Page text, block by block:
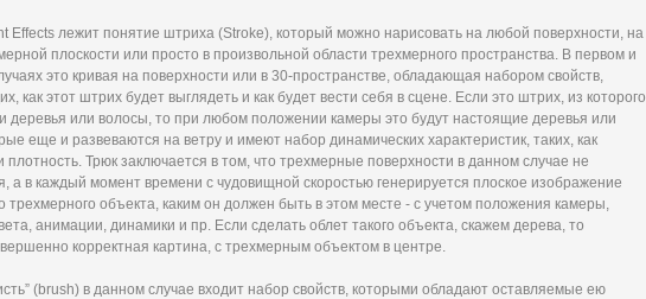
Effects лежит понятие штриха (Stroke), который можно нарисовать на любой поверхности, на
плоскости или просто в произвольной области трехмерного пространства. В первом и
это кривая на поверхности или в 30-пространстве, обладающая набором свойств,
как этот штрих будет выглядеть и как будет вести себя в сцене. Если это штрих, из которого
деревья или волосы, то при любом положении камеры это будут настоящие деревья или
еще и развеваются на ветру и имеют набор динамических характеристик, таких, как
плотность. Трюк заключается в том, что трехмерные поверхности в данном случае не
а в каждый момент времени с чудовищной скоростью генерируется плоское изображение
трехмерного объекта, каким он должен быть в этом месте - с учетом положения камеры,
анимации, динамики и пр. Если сделать облет такого объекта, скажем дерева, то
корректная картина, с трехмерным объектом в центре.
(brush) в данном случае входит набор свойств, которыми обладают оставляемые ею